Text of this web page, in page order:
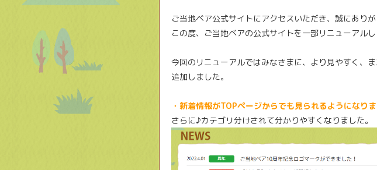
ご当地ベア公式サイトにアクセスいただき、誠にありが
この度、ご当地ベアの公式サイトを一部リニューアルし
今回のリニューアルではみなさまに、より見やすく、
追加しました。
・新着情報がTOPページからでも見られるようになりま
さらに♪カテゴリ分けされて分かりやすくなりました。